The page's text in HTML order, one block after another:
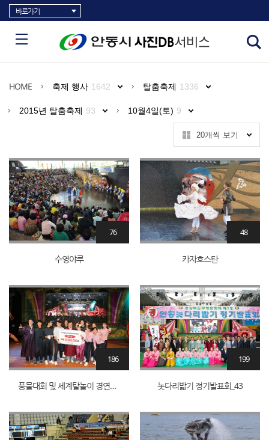
바로가기
HOME 축제 행사 1642 탈춤축제 1336
2015년 탈춤축제 93 10월4일(토) 9
20개씩 보기
수영야루
76
카자흐스탄
48
풍물대회 및 세계탈놀이 경연대회 시상식
186
놋다리밟기 정기발표회_43
199